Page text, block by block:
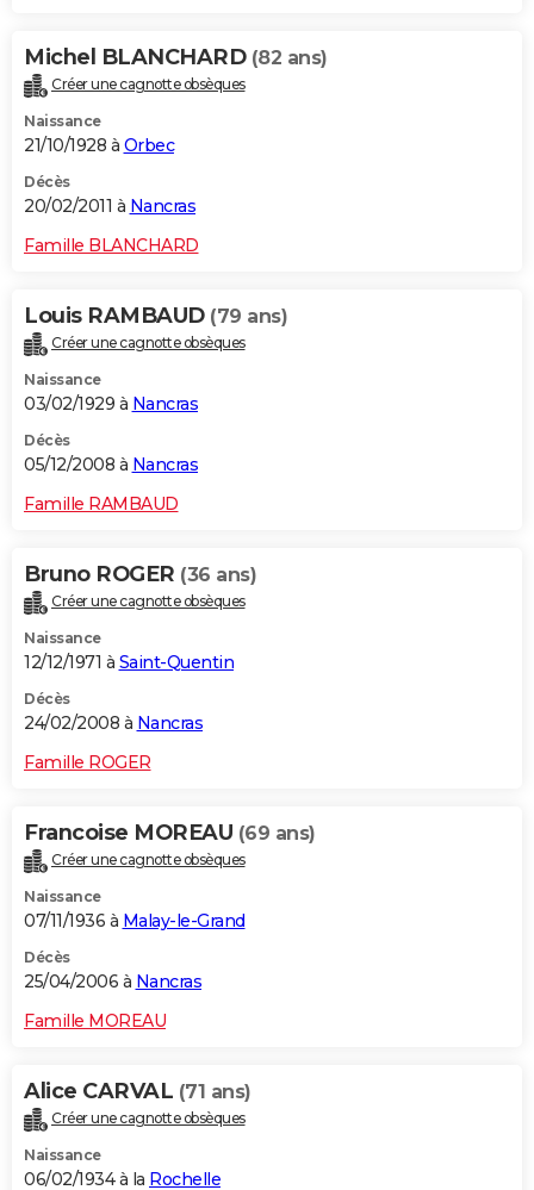
Michel BLANCHARD (82 ans)
Créer une cagnotte obsèques
Naissance
21/10/1928 à Orbec
Décès
20/02/2011 à Nancras
Famille BLANCHARD
Louis RAMBAUD (79 ans)
Créer une cagnotte obsèques
Naissance
03/02/1929 à Nancras
Décès
05/12/2008 à Nancras
Famille RAMBAUD
Bruno ROGER (36 ans)
Créer une cagnotte obsèques
Naissance
12/12/1971 à Saint-Quentin
Décès
24/02/2008 à Nancras
Famille ROGER
Francoise MOREAU (69 ans)
Créer une cagnotte obsèques
Naissance
07/11/1936 à Malay-le-Grand
Décès
25/04/2006 à Nancras
Famille MOREAU
Alice CARVAL (71 ans)
Créer une cagnotte obsèques
Naissance
06/02/1934 à la Rochelle